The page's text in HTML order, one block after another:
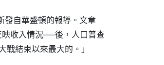
發自華盛頓的報導。文章
收入情況──後，人口普查
結束以來最大的。」